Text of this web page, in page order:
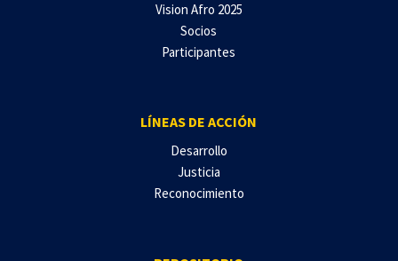
Vision Afro 2025
Socios
Participantes
LÍNEAS DE ACCIÓN
Desarrollo
Justicia
Reconocimiento